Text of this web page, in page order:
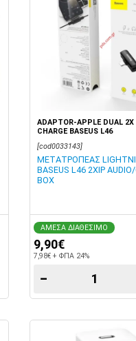
ADAPTOR-APPLE DUAL 2X
CHARGE BASEUS L46
[cod0033143]
ΜΕΤΑΤΡΟΠΕΑΣ
BASEUS L46 2XIP
BOX
ΑΜΕΣΑ ΔΙΑΘΕΣΙΜΟ
9,90€
7,98€ + ΦΠΑ 24%
−